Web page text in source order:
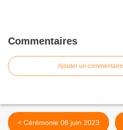
Commentaires
Ajouter un commentaire
< Cérémonie 08 juin 2023